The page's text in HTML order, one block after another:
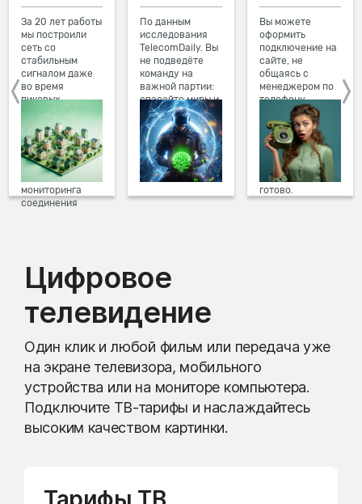
За 20 лет работы
мы построили
сеть со
стабильным
сигналом даже
во время
пиковых
нагрузок в
вечернее время.
Мы постоянно
обновляем наше
оборудование в
домах, а система
мониторинга
соединения
По данным
исследования
TelecomDaily. Вы
не подведёте
команду на
важной партии:
спасайте миры и
побеждайте с
друзьями в
онлайн-играх.
Вы можете
оформить
подключение на
сайте, не
общаясь с
менеджером по
телефону.
Просто в три
клика заполните
форму заявки на
сайте, выберите
дату и время
подключения,
готово.
Цифровое
телевидение
Один клик и любой фильм или передача уже
на экране телевизора, мобильного
устройства или на мониторе компьютера.
Подключите ТВ-тарифы и наслаждайтесь
высоким качеством картинки.